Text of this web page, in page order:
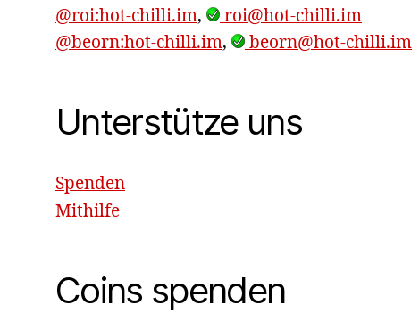
@roi:hot-chilli.im,
roi@hot-chilli.im
@beorn:hot-chilli.im, beorn@hot-chilli.im
Unterstütze uns
Spenden
Mithilfe
Coins spenden